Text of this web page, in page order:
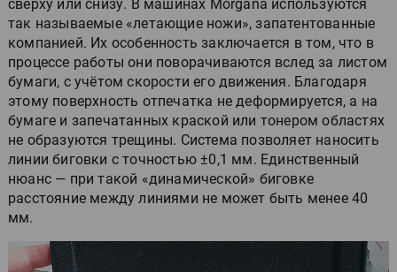
сверху или снизу. В машинах Morgana используются
так называемые «летающие ножи», запатентованные
компанией. Их особенность заключается в том, что в
процессе работы они поворачиваются вслед за листом
бумаги, с учётом скорости его движения. Благодаря
этому поверхность отпечатка не деформируется, а на
бумаге и запечатанных краской или тонером областях
не образуются трещины. Система позволяет наносить
линии биговки с точностью ±0,1 мм. Единственный
нюанс — при такой «динамической» биговке
расстояние между линиями не может быть менее 40
мм.